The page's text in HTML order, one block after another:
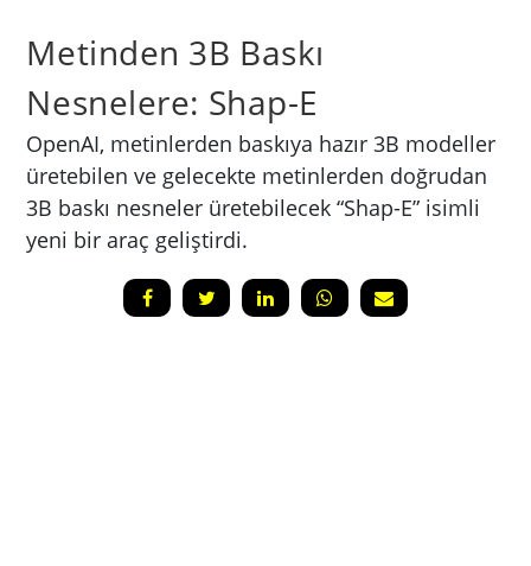
Metinden 3B Baskı
Nesnelere: Shap-E
OpenAI, metinlerden baskıya hazır 3B modeller
üretebilen ve gelecekte metinlerden doğrudan
3B baskı nesneler üretebilecek “Shap-E” isimli
yeni bir araç geliştirdi.